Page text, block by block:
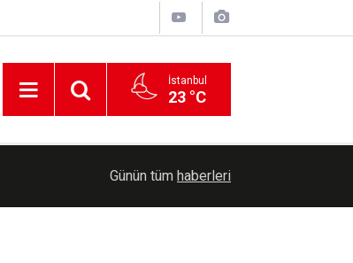
İstanbul
23 °C
Erzurum'da Bağımlılıkla Mücadele İl
Günün tüm haberleri